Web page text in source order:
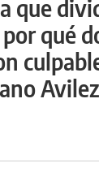
que
qué